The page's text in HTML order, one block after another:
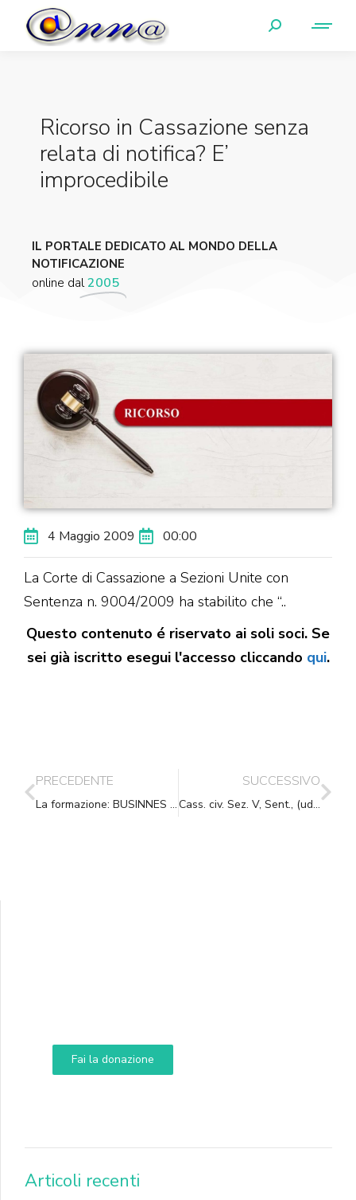
Ricorso in Cassazione senza
relata di notifica? E’
improcedibile
IL PORTALE DEDICATO AL MONDO DELLA
NOTIFICAZIONE
online dal2005
4 Maggio 2009 00:00
La Corte di Cassazione a Sezioni Unite con
Sentenza n. 9004/2009 ha stabilito che “..
Questo contenuto é riservato ai soli soci. Se
sei già iscritto esegui l'accesso cliccando qui.
PRECEDENTE
La formazione: BUSINNES O SERVIZIO?
SUCCESSIVO
Cass. civ. Sez. V, Sent., (ud. 17-04-2009) 04-05-2009, n. 10177
Fai la donazione
DONA
Articoli recenti